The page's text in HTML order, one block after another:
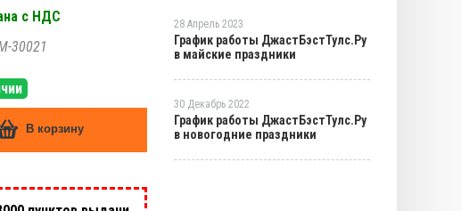
с НДС
30021
В корзину
28 Апрель 2023
График работы ДжастБэстТулс.Ру
в майские праздники
30 Декабрь 2022
График работы ДжастБэстТулс.Ру
в новогодние праздники